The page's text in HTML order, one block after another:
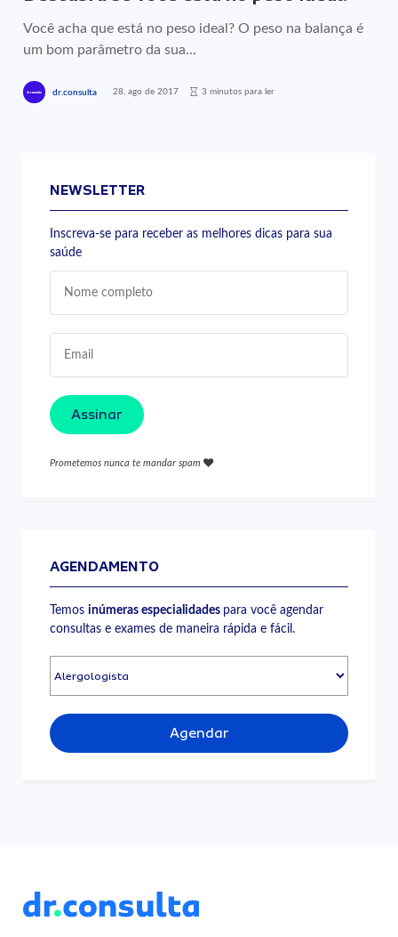
Você acha que está no peso ideal? O peso na balança é
um bom parâmetro da sua...
dr.consulta 28, ago de 2017 3 minutos para ler
NEWSLETTER
Inscreva-se para receber as melhores dicas para sua
saúde
Assinar
Prometemos nunca te mandar spam
AGENDAMENTO
Temosinúmeras especialidades para você agendar
consultas e exames de maneira rápida e fácil.
Agendar